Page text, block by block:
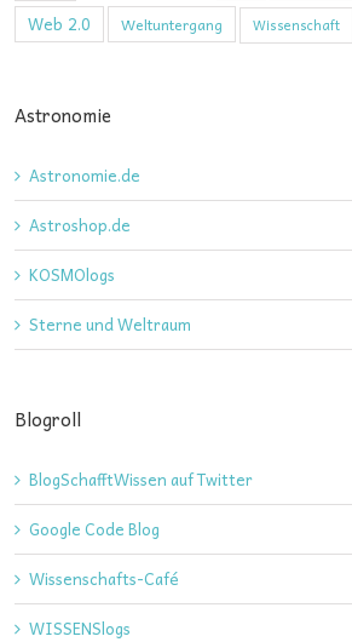
Web 2.0 Weltuntergang Wissenschaft
Astronomie
Astronomie.de
Astroshop.de
KOSMOlogs
Sterne und Weltraum
Blogroll
BlogSchafftWissen auf Twitter
Google Code Blog
Wissenschafts-Café
WISSENSlogs